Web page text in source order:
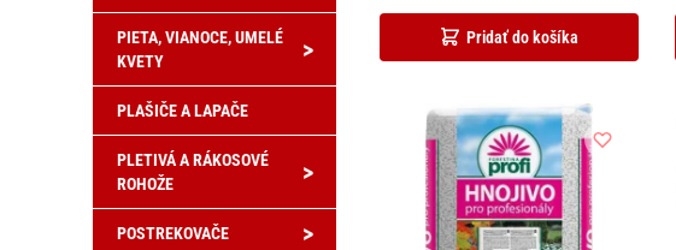
Pridať do košíka
>
PIETA, VIANOCE, UMELÉ
KVETY
PLAŠIČE A LAPAČE
>
PLETIVÁ A RÁKOSOVÉ
ROHOŽE
>
POSTREKOVAČE